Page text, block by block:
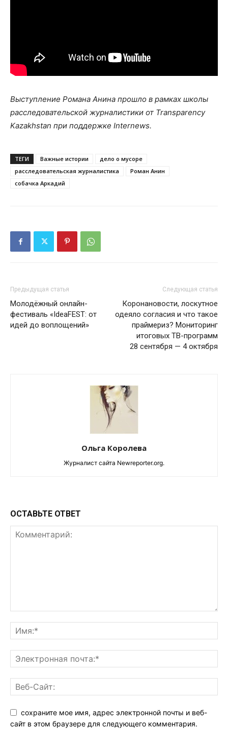
Выступление Романа Анина прошло в рамках школы
расследовательской журналистики от Transparency
Kazakhstan при поддержке Internews.
ТЕГИ Важные истории
дело о мусоре
расследовательская журналистика
Роман Анин
собачка Аркадий
Предыдущая статья
Молодёжный онлайн-
фестиваль «IdeaFEST: от
идей до воплощений»
Следующая статья
Коронановости, лоскутное
одеяло согласия и что такое
праймериз? Мониторинг
итоговых ТВ-программ
28 сентября — 4 октября
Ольга Королева
Журналист сайта Newreporter.org.
ОСТАВЬТЕ ОТВЕТ
сохраните мое имя, адрес электронной почты и веб-
сайт в этом браузере для следующего комментария.